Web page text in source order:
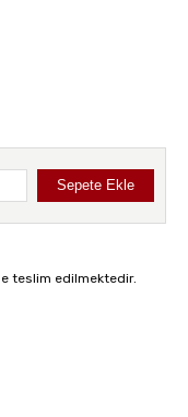
teslim edilmektedir.